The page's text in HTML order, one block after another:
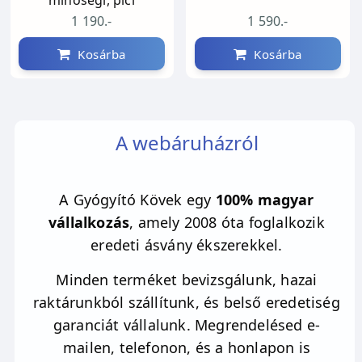
forma, mely forgásra képes. Minél
harmonikusabban forog ez az energiamező,
annál jobban érzed magad. A kristály
hazaérkezni a testünkbe, a jelenbe, amikor
összekapcsolódást a harmonikus renddel és
megélni az ősforrással való kapcsolatot. A
merkaba kristály felerősíti az univerzum
felemelkedés kulcsa. Rendkívüli társ
meditációban, támogatja a megvilágosodást.
Segíthet kapcsolatba lépni a benned rejlő
fénnyel, szeretettel és jósággal.
1 190.-
Kosárba
1 590.-
Kosárba
A webáruházról
A Gyógyító Kövek egy 100% magyar
vállalkozás, amely 2008 óta foglalkozik
eredeti ásvány ékszerekkel.
Minden terméket bevizsgálunk, hazai
raktárunkból szállítunk, és belső eredetiség
garanciát vállalunk. Megrendelésed e-
mailen, telefonon, és a honlapon is